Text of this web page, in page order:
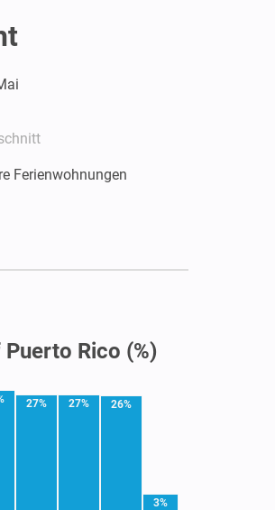
Ferienwohnungen
Rico (%)
27% 27% 26%
3%